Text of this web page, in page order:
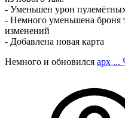
- Уменьшен урон
- Немного уменьшена броня
изменений
- Добавлена новая карта
Немного и обновился арх ...